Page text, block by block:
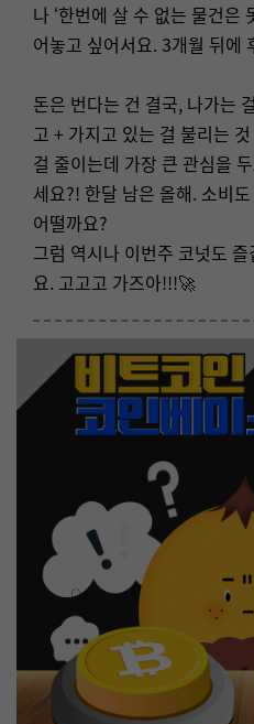
나 ‘한번에 살 수 없는 물건은
어놓고 싶어서요. 3개월 뒤에
돈은 번다는 건 결국, 나가는
고 + 가지고 있는 걸 불리는
걸 줄이는데 가장 큰 관심을
세요?! 한달 남은 올해. 소비
어떨까요?
그럼 역시나 이번주 코넛도
요. 고고고 가즈아!!!🚀